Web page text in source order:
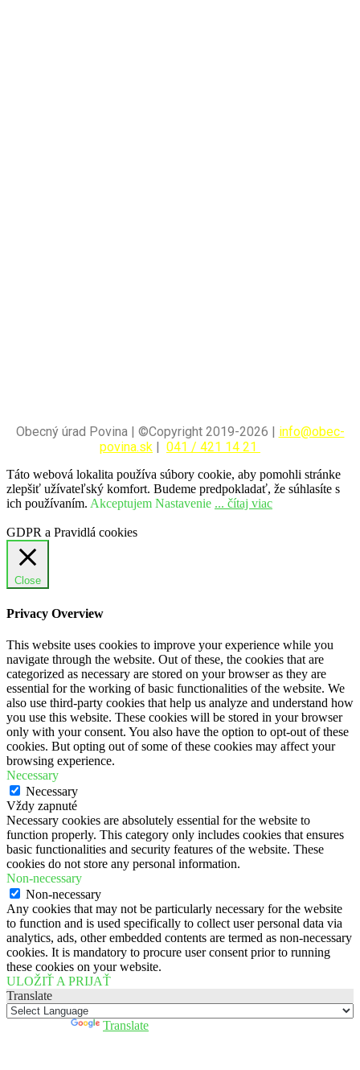
Obecný úrad Povina | ©Copyright 2019-2026 | info@obec-
povina.sk
041 / 421 14 21
Táto webová lokalita používa súbory cookie, aby pomohli stránke
zlepšiť užívateľský komfort. Budeme predpokladať, že súhlasíte s
ich používaním. Akceptujem Nastavenie ... čítaj viac
GDPR a Pravidlá cookies
Close
Privacy Overview
This website uses cookies to improve your experience while you
navigate through the website. Out of these, the cookies that are
categorized as necessary are stored on your browser as they are
essential for the working of basic functionalities of the website. We
also use third-party cookies that help us analyze and understand how
you use this website. These cookies will be stored in your browser
only with your consent. You also have the option to opt-out of these
cookies. But opting out of some of these cookies may affect your
browsing experience.
Necessary
Necessary
Vždy zapnuté
Necessary cookies are absolutely essential for the website to
function properly. This category only includes cookies that ensures
basic functionalities and security features of the website. These
cookies do not store any personal information.
Non-necessary
Non-necessary
Any cookies that may not be particularly necessary for the website
to function and is used specifically to collect user personal data via
analytics, ads, other embedded contents are termed as non-necessary
cookies. It is mandatory to procure user consent prior to running
these cookies on your website.
ULOŽIŤ A PRIJAŤ
Translate
Translate